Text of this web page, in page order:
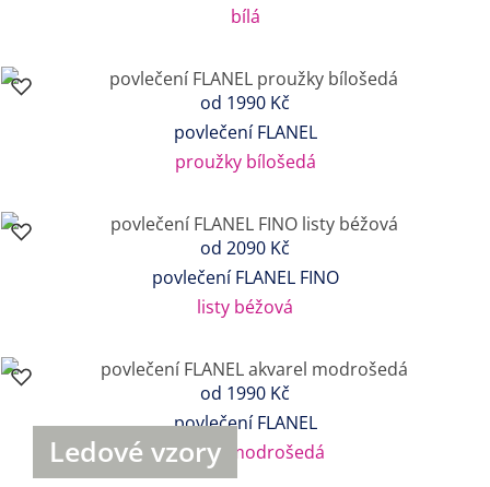
bílá
od 1990 Kč
povlečení FLANEL
proužky bílošedá
od 2090 Kč
povlečení FLANEL FINO
listy béžová
od 1990 Kč
povlečení FLANEL
akvarel modrošedá
Ledové vzory